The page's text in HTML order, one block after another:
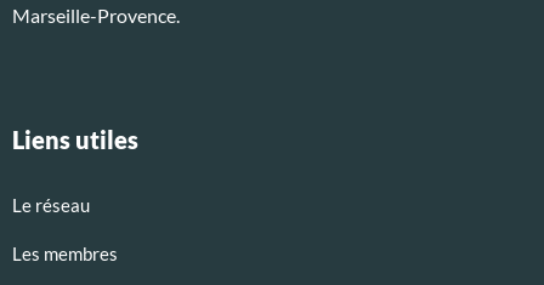
Marseille-Provence.
Liens utiles
Le réseau
Les membres